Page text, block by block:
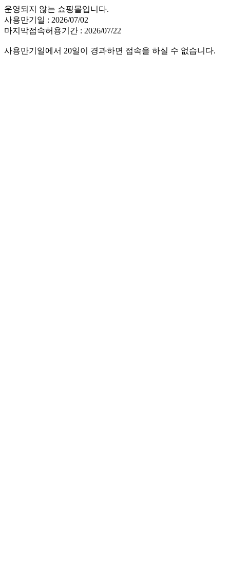
운영되지 않는 쇼핑몰입니다.
사용만기일 : 2026/07/02
마지막접속허용기간 : 2026/07/22
사용만기일에서 20일이 경과하면 접속을 하실 수 없습니다.